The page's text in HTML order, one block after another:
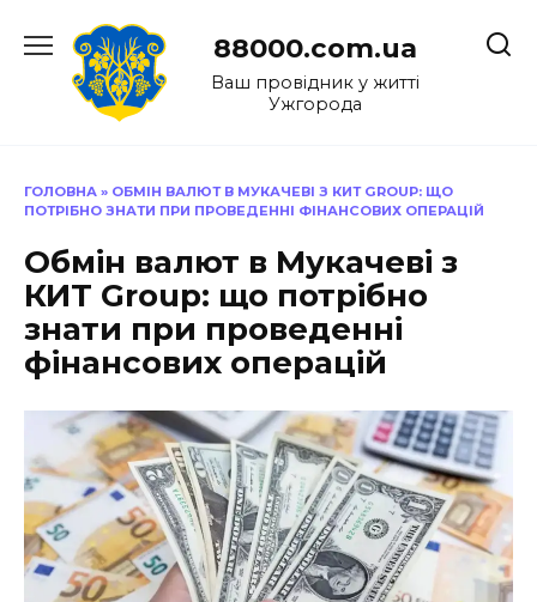
до
88000.com.ua
Ваш провідник у житті
Ужгорода
ГОЛОВНА » ОБМІН ВАЛЮТ В МУКАЧЕВІ З КИТ GROUP: ЩО
ПОТРІБНО ЗНАТИ ПРИ ПРОВЕДЕННІ ФІНАНСОВИХ ОПЕРАЦІЙ
Обмін валют в Мукачеві з
КИТ Group: що потрібно
знати при проведенні
фінансових операцій